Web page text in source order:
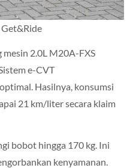
Get&Ride
2.0L M20A-FXS
e-CVT
Hasilnya, konsumsi
21 km/liter secara klaim
bobot hingga 170 kg. Ini
kenyamanan.